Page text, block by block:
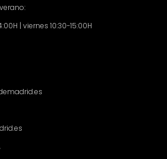
| viernes 10:30-15:00H